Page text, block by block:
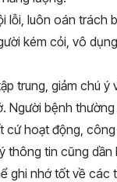
lỗi, luôn oán trách
kém cỏi, vô
trung, giảm chú ý
Người bệnh
cứ hoạt động,
thông tin cũng dần
ghi nhớ tốt về các